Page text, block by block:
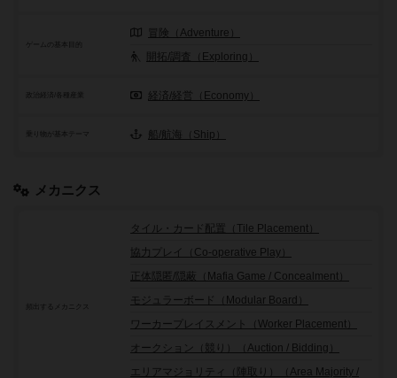
ゲームの基本目的
冒険（Adventure）
開拓/調査（Exploring）
政治経済/各種産業 経済/経営（Economy）
乗り物が基本テーマ 船/航海（Ship）
メカニクス
頻出するメカニクス
タイル・カード配置（Tile Placement）
協力プレイ（Co-operative Play）
正体隠匿/隠蔽（Mafia Game / Concealment）
モジュラーボード（Modular Board）
ワーカープレイスメント（Worker Placement）
オークション（競り）（Auction / Bidding）
エリアマジョリティ（陣取り）（Area Majority /